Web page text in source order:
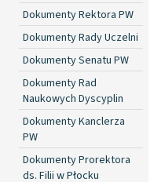
Dokumenty Rektora PW
Dokumenty Rady Uczelni
Dokumenty Senatu PW
Dokumenty Rad
Naukowych Dyscyplin
Dokumenty Kanclerza
PW
Dokumenty Prorektora
ds. Filii w Płocku